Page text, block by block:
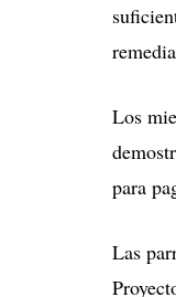
Los
para
Las